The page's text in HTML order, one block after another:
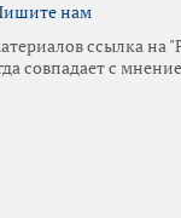
нам
ссылка на
совпадает с